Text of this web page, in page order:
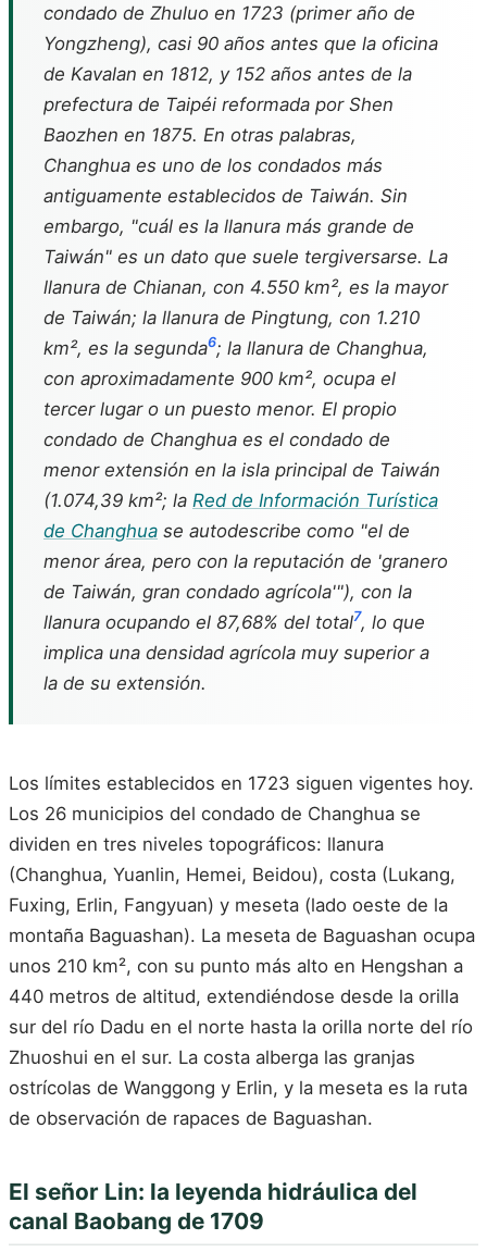
condado de Zhuluo en 1723 (primer año de
Yongzheng), casi 90 años antes que la oficina
de Kavalan en 1812, y 152 años antes de la
prefectura de Taipéi reformada por Shen
Baozhen en 1875. En otras palabras,
Changhua es uno de los condados más
antiguamente establecidos de Taiwán. Sin
embargo, "cuál es la llanura más grande de
Taiwán" es un dato que suele tergiversarse. La
llanura de Chianan, con 4.550 km², es la mayor
de Taiwán; la llanura de Pingtung, con 1.210
km², es la segunda6; la llanura de Changhua,
con aproximadamente 900 km², ocupa el
tercer lugar o un puesto menor. El propio
condado de Changhua es el condado de
menor extensión en la isla principal de Taiwán
(1.074,39 km²; la Red de Información Turística
de Changhua se autodescribe como "el de
menor área, pero con la reputación de 'granero
de Taiwán, gran condado agrícola'"), con la
llanura ocupando el 87,68% del total7, lo que
implica una densidad agrícola muy superior a
la de su extensión.
Los límites establecidos en 1723 siguen vigentes hoy.
Los 26 municipios del condado de Changhua se
dividen en tres niveles topográficos: llanura
(Changhua, Yuanlin, Hemei, Beidou), costa (Lukang,
Fuxing, Erlin, Fangyuan) y meseta (lado oeste de la
montaña Baguashan). La meseta de Baguashan ocupa
unos 210 km², con su punto más alto en Hengshan a
440 metros de altitud, extendiéndose desde la orilla
sur del río Dadu en el norte hasta la orilla norte del río
Zhuoshui en el sur. La costa alberga las granjas
ostrícolas de Wanggong y Erlin, y la meseta es la ruta
de observación de rapaces de Baguashan.
El señor Lin: la leyenda hidráulica del
canal Baobang de 1709